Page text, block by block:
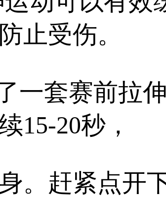
止受伤。
一套赛前拉
15-20秒，
。赶紧点开